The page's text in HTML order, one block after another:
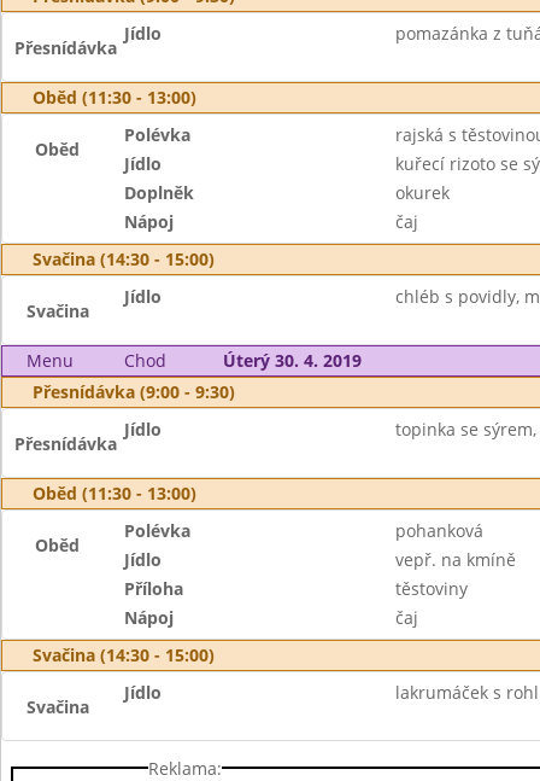
Přesnídávka
Jídlo pomazánka z
Oběd (11:30 - 13:00)
Oběd
Polévka
rajská s
Jídlo
kuřecí rizoto se
Doplněk
okurek
Nápoj
čaj
Svačina (14:30 - 15:00)
Svačina
Jídlo chléb s povidly,
Menu Chod
Úterý 30. 4. 2019
Přesnídávka (9:00 - 9:30)
Přesnídávka
Jídlo topinka se sýrem,
Oběd (11:30 - 13:00)
Oběd
Polévka
pohanková
Jídlo
vepř. na kmíně
Příloha
těstoviny
Nápoj
čaj
Svačina (14:30 - 15:00)
Svačina
Jídlo lakrumáček s
Reklama: